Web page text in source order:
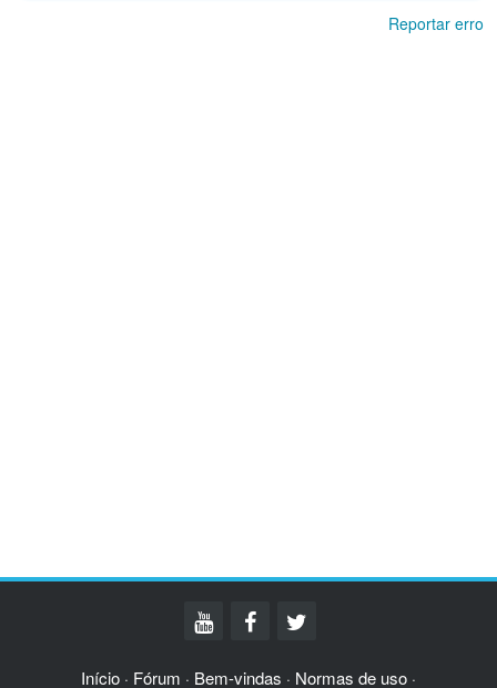
Reportar erro
Início · Fórum · Bem-vindas · Normas de uso ·